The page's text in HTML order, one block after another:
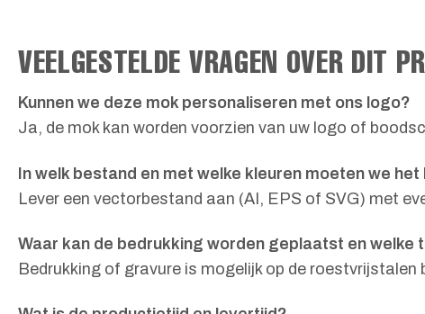
VEELGESTELDE VRAGEN OVER DIT
Kunnen we deze mok personaliseren met ons logo?
Ja, de mok kan worden voorzien van uw logo of
In welk bestand en met welke kleuren moeten we
Lever een vectorbestand aan (AI, EPS of SVG) met
Waar kan de bedrukking worden geplaatst en welke
Bedrukking of gravure is mogelijk op de